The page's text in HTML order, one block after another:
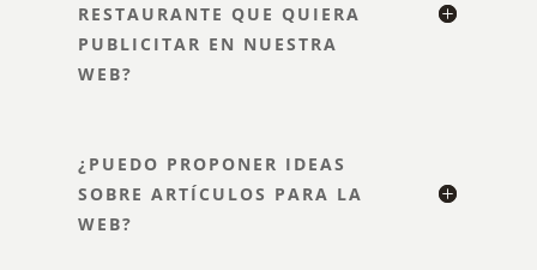
RESTAURANTE QUE QUIERA
PUBLICITAR EN NUESTRA
WEB?
¿PUEDO PROPONER IDEAS
SOBRE ARTÍCULOS PARA LA
WEB?